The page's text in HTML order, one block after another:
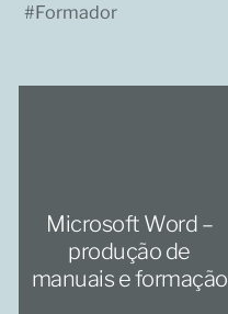
#Formador
Microsoft Word –
produção de
manuais e formação